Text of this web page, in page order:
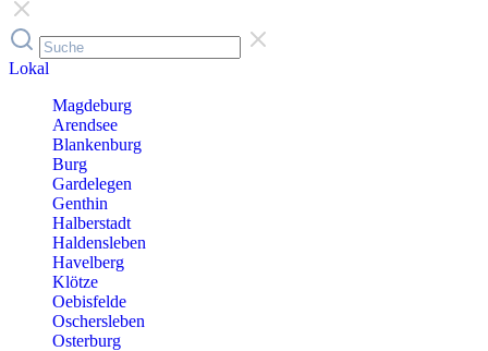
Lokal
Magdeburg
Arendsee
Blankenburg
Burg
Gardelegen
Genthin
Halberstadt
Haldensleben
Havelberg
Klötze
Oebisfelde
Oschersleben
Osterburg